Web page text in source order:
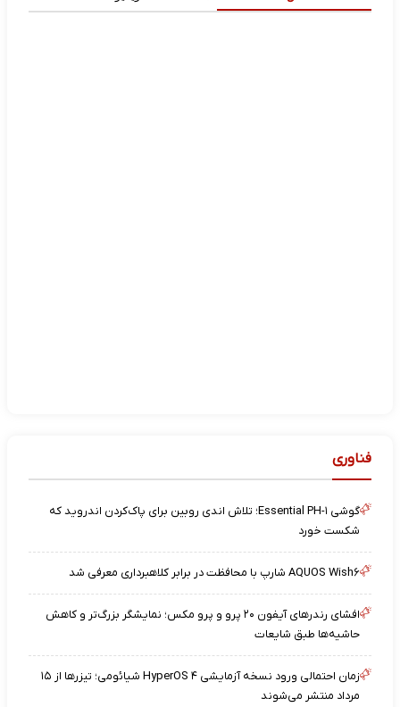
فناوری
گوشی Essential PH-۱؛ تلاش اندی روبین برای پاک‌کردن اندروید که
شکست خورد
AQUOS Wish۶ شارپ با محافظت در برابر کلاهبرداری معرفی شد
افشای رندرهای آیفون ۲۰ پرو و پرو مکس؛ نمایشگر بزرگ‌تر و کاهش
حاشیه‌ها طبق شایعات
زمان احتمالی ورود نسخه آزمایشی HyperOS ۴ شیائومی؛ تیزرها از ۱۵
مرداد منتشر می‌شوند